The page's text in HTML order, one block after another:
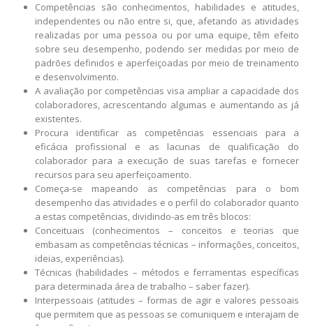
Competências são conhecimentos, habilidades e atitudes,
independentes ou não entre si, que, afetando as atividades
realizadas por uma pessoa ou por uma equipe, têm efeito
sobre seu desempenho, podendo ser medidas por meio de
padrões definidos e aperfeiçoadas por meio de treinamento
e desenvolvimento.
A avaliação por competências visa ampliar a capacidade dos
colaboradores, acrescentando algumas e aumentando as já
existentes.
Procura identificar as competências essenciais para a
eficácia profissional e as lacunas de qualificação do
colaborador para a execução de suas tarefas e fornecer
recursos para seu aperfeiçoamento.
Começa-se mapeando as competências para o bom
desempenho das atividades e o perfil do colaborador quanto
a estas competências, dividindo-as em três blocos:
Conceituais (conhecimentos – conceitos e teorias que
embasam as competências técnicas – informações, conceitos,
ideias, experiências).
Técnicas (habilidades – métodos e ferramentas específicas
para determinada área de trabalho – saber fazer).
Interpessoais (atitudes – formas de agir e valores pessoais
que permitem que as pessoas se comuniquem e interajam de